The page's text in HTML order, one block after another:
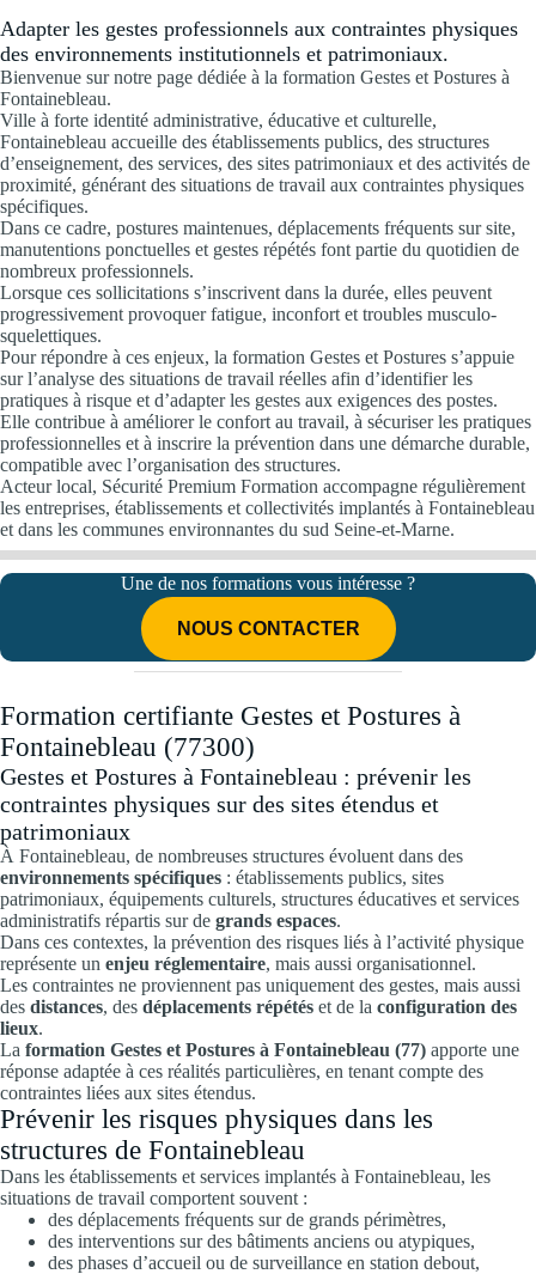
Adapter les gestes professionnels aux contraintes physiques
des environnements institutionnels et patrimoniaux.
Bienvenue sur notre page dédiée à la formation Gestes et Postures à
Fontainebleau.
Ville à forte identité administrative, éducative et culturelle,
Fontainebleau accueille des établissements publics, des structures
d’enseignement, des services, des sites patrimoniaux et des activités de
proximité, générant des situations de travail aux contraintes physiques
spécifiques.
Dans ce cadre, postures maintenues, déplacements fréquents sur site,
manutentions ponctuelles et gestes répétés font partie du quotidien de
nombreux professionnels.
Lorsque ces sollicitations s’inscrivent dans la durée, elles peuvent
progressivement provoquer fatigue, inconfort et troubles musculo-
squelettiques.
Pour répondre à ces enjeux, la formation Gestes et Postures s’appuie
sur l’analyse des situations de travail réelles afin d’identifier les
pratiques à risque et d’adapter les gestes aux exigences des postes.
Elle contribue à améliorer le confort au travail, à sécuriser les pratiques
professionnelles et à inscrire la prévention dans une démarche durable,
compatible avec l’organisation des structures.
Acteur local, Sécurité Premium Formation accompagne régulièrement
les entreprises, établissements et collectivités implantés à Fontainebleau
et dans les communes environnantes du sud Seine-et-Marne.
Une de nos formations vous intéresse ?
NOUS CONTACTER
Formation certifiante Gestes et Postures à
Fontainebleau (77300)
Gestes et Postures à Fontainebleau : prévenir les
contraintes physiques sur des sites étendus et
patrimoniaux
À Fontainebleau, de nombreuses structures évoluent dans des
environnements spécifiques : établissements publics, sites
patrimoniaux, équipements culturels, structures éducatives et services
administratifs répartis sur de grands espaces.
Dans ces contextes, la prévention des risques liés à l’activité physique
représente un enjeu réglementaire, mais aussi organisationnel.
Les contraintes ne proviennent pas uniquement des gestes, mais aussi
des distances, des déplacements répétés et de la configuration des
lieux.
La formation Gestes et Postures à Fontainebleau (77) apporte une
réponse adaptée à ces réalités particulières, en tenant compte des
contraintes liées aux sites étendus.
Prévenir les risques physiques dans les
structures de Fontainebleau
Dans les établissements et services implantés à Fontainebleau, les
situations de travail comportent souvent :
des déplacements fréquents sur de grands périmètres,
des interventions sur des bâtiments anciens ou atypiques,
des phases d’accueil ou de surveillance en station debout,